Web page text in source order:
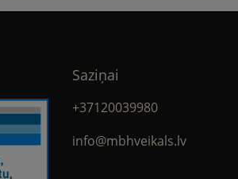
Saziņai
+37120039980
info@mbhveikals.lv